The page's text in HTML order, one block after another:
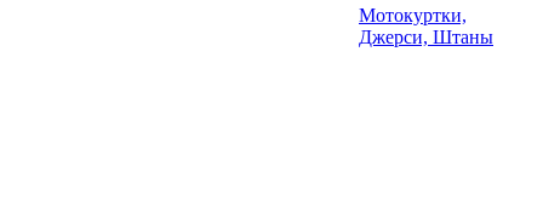
Мотокуртки,
Джерси, Штаны